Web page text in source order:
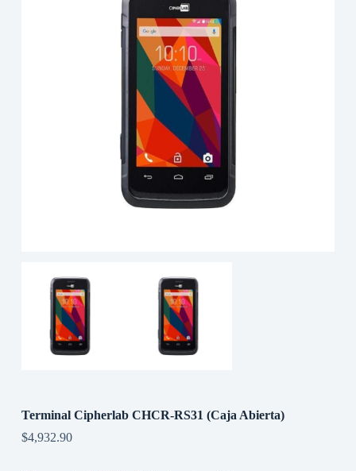
Terminal Cipherlab CHCR-RS31 (Caja Abierta)
$4,932.90